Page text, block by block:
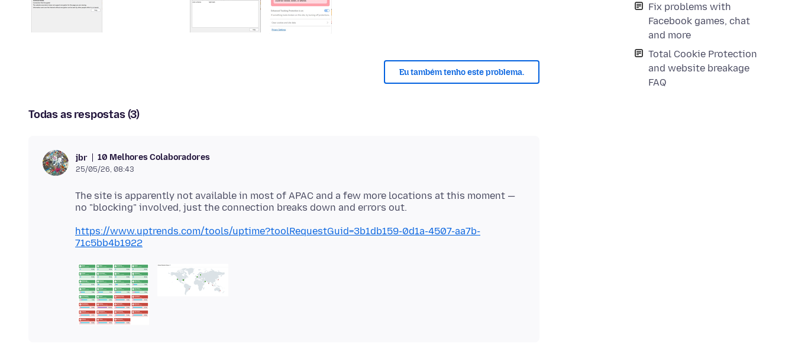
Fix problems with
Facebook games, chat
and more
Total Cookie Protection
and website breakage
FAQ
Eu também tenho este problema.
Todas as respostas (3)
jbr 10 Melhores Colaboradores
25/05/26, 08:43
The site is apparently not available in most of APAC and a few more locations at this moment —
https://www.uptrends.com/tools/uptime?toolRequestGuid=3b1db159-0d1a-4507-aa7b-
71c5bb4b1922